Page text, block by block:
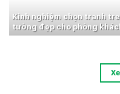
Kinh nghiệm chọn tranh
tường đẹp cho phòng